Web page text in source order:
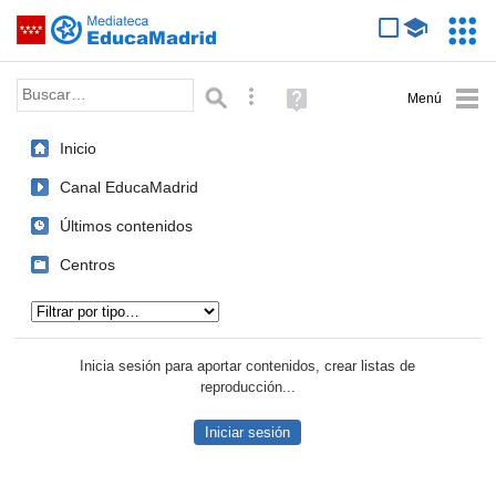
Saltar navegación
Palabra o frase: Búsqueda avanzada
Ayuda
(en
Inicio
Canal EducaMadrid
Últimos contenidos
Centros
Inicia sesión para aportar contenidos, crear listas de
reproducción...
Iniciar sesión